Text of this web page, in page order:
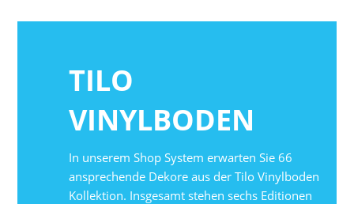
TILO
VINYLBODEN
In unserem Shop System erwarten Sie 66
ansprechende Dekore aus der Tilo Vinylboden
Kollektion. Insgesamt stehen sechs Editionen